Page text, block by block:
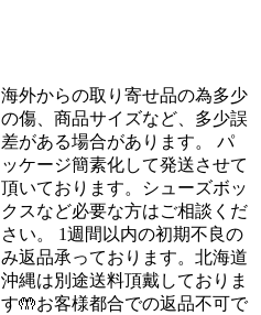
海外からの取り寄せ品の為多少
の傷、商品サイズなど、多少誤
差がある場合があります。 パ
ッケージ簡素化して発送させて
頂いております。シューズボッ
クスなど必要な方はご相談くだ
さい。 1週間以内の初期不良の
み返品承っております。北海道
沖縄は別途送料頂戴しておりま
す🤲お客様都合での返品不可で